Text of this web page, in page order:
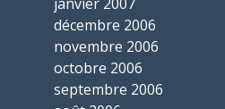
décembre 2006
novembre 2006
octobre 2006
septembre 2006